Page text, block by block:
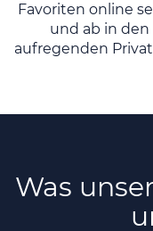
Favoriten online
und ab in den
aufregenden
Was